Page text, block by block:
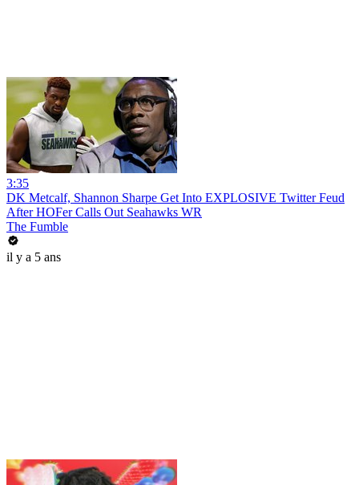
3:35
DK Metcalf, Shannon Sharpe Get Into EXPLOSIVE Twitter Feud
After HOFer Calls Out Seahawks WR
The Fumble
il y a 5 ans